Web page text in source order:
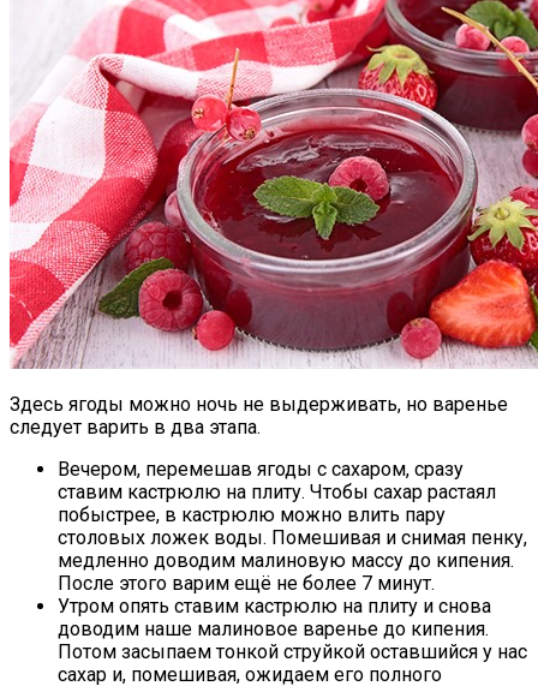
Здесь ягоды можно ночь не выдерживать, но варенье
следует варить в два этапа.
Вечером, перемешав ягоды с сахаром, сразу
ставим кастрюлю на плиту. Чтобы сахар растаял
побыстрее, в кастрюлю можно влить пару
столовых ложек воды. Помешивая и снимая пенку,
медленно доводим малиновую массу до кипения.
После этого варим ещё не более 7 минут.
Утром опять ставим кастрюлю на плиту и снова
доводим наше малиновое варенье до кипения.
Потом засыпаем тонкой струйкой оставшийся у нас
сахар и, помешивая, ожидаем его полного